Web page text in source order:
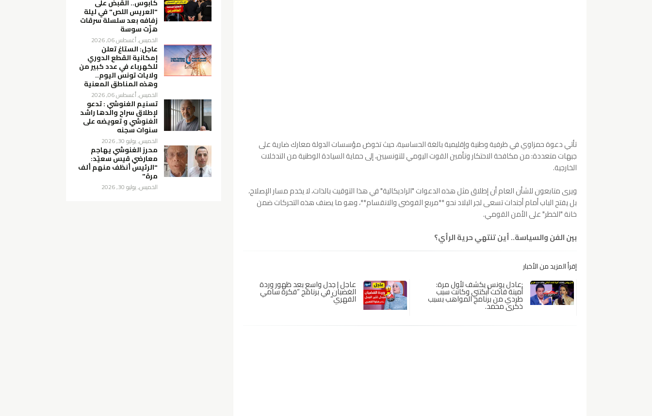
تأتي دعوة حمزاوي في ظرفية وطنية وإقليمية بالغة الحساسية، حيث تخوض مؤسسات الدولة معارك ضارية على
جبهات متعددة: من مكافحة الاحتكار وتأمين القوت اليومي للتونسيين، إلى حماية السيادة الوطنية من التدخلات
الخارجية.
ويرى متابعون للشأن العام أن إطلاق مثل هذه الدعوات "الراديكالية" في هذا التوقيت بالذات، لا يخدم مسار الإصلاح،
بل يفتح الباب أمام أجندات تسعى لجر البلاد نحو **مربع الفوضى والانقسام**، وهو ما يصنف هذه التحركات ضمن
خانة "الخطر" على الأمن القومي.
بين الفن والسياسة.. أين تنتهي حرية الرأي؟
إقرأ المزيد من الأخبار
:عادل يونس يكشف لأول مرة:
أمينة فاخت أبكتني وكانت سبب
طردي من برنامج المواهب بسبب
ذكرى محمد.
عاجل | جدل واسع بعد ظهور وردة
الغضبان في برنامج “فكرة سامي
الفهري”
كابوس.. القبض على
"العريس اللص" في ليلة
زفافه بعد سلسلة سرقات
هزّت سوسة
الخميس, أغسطس 06, 2026
عاجل: الستاغ تعلن
إمكانية القطع الدوري
للكهرباء في عدد كبير من
ولايات تونس اليوم..
وهذه المناطق المعنية
الخميس, أغسطس 06, 2026
تسنيم الغنوشي : تدعو
لإطلاق سراح والدها راشد
الغنوشي و تعويضه على
سنوات سجنه
الخميس, يوليو 30, 2026
محرز الغنوشي يهاجم
معارضي قيس سعيّد:
"الرئيس أنظف منهم ألف
مرة"
الخميس, يوليو 30, 2026